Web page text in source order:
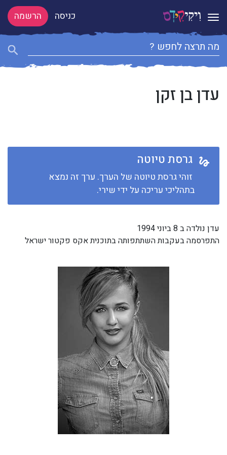
Toggle navigation כניסה הרשמה
עדן בן זקן
גרסת טיוטה
זוהי גרסת טיוטה של הערך. ערך זה נמצא
בתהליכי עריכה על ידי שירי.
עדן נולדה ב 8 ביוני 1994
התפרסמה בעקבות השתתפותה בתוכנית אקס פקטור ישראל